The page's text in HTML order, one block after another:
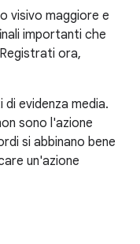
visivo maggiore e
importanti che
ora,
evidenza media.
sono l'azione
si abbinano bene
un'azione